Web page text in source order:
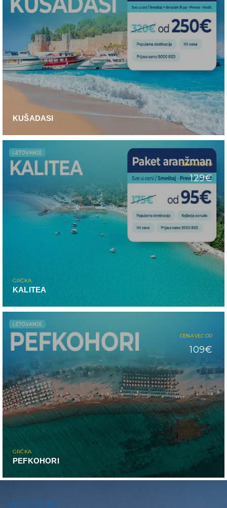
KUŠADASI
CENA VEĆ OD
129€
GRČKA
KALITEA
CENA VEĆ OD
109€
GRČKA
PEFKOHORI
NAJNOVIJE VESTI